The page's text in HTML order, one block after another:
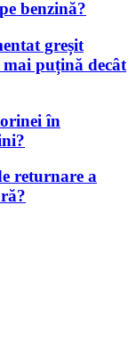
benzină?
greșit
puțină decât
în
returnare a